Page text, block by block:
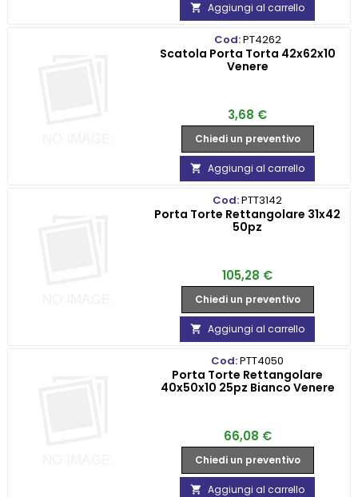
 Aggiungi al carrello
Cod:PT4262
Scatola Porta Torta 42x62x10
Venere
Prezzo
3,68 €
Chiedi un preventivo
 Aggiungi al carrello
Cod:PTT3142
Porta Torte Rettangolare 31x42
50pz
Prezzo
105,28 €
Chiedi un preventivo
 Aggiungi al carrello
Cod:PTT4050
Porta Torte Rettangolare
40x50x10 25pz Bianco Venere
Prezzo
66,08 €
Chiedi un preventivo
 Aggiungi al carrello